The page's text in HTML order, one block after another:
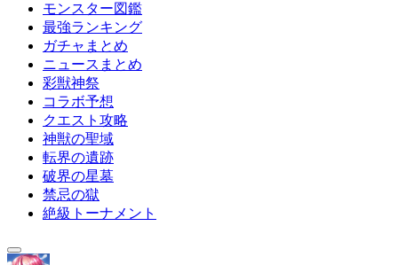
モンスター図鑑
最強ランキング
ガチャまとめ
ニュースまとめ
彩獣神祭
コラボ予想
クエスト攻略
神獣の聖域
転界の遺跡
破界の星墓
禁忌の獄
絶級トーナメント